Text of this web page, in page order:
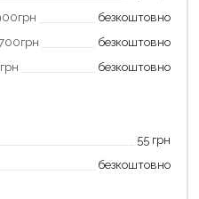
безкоштовно
безкоштовно
безкоштовно
55 грн
безкоштовно